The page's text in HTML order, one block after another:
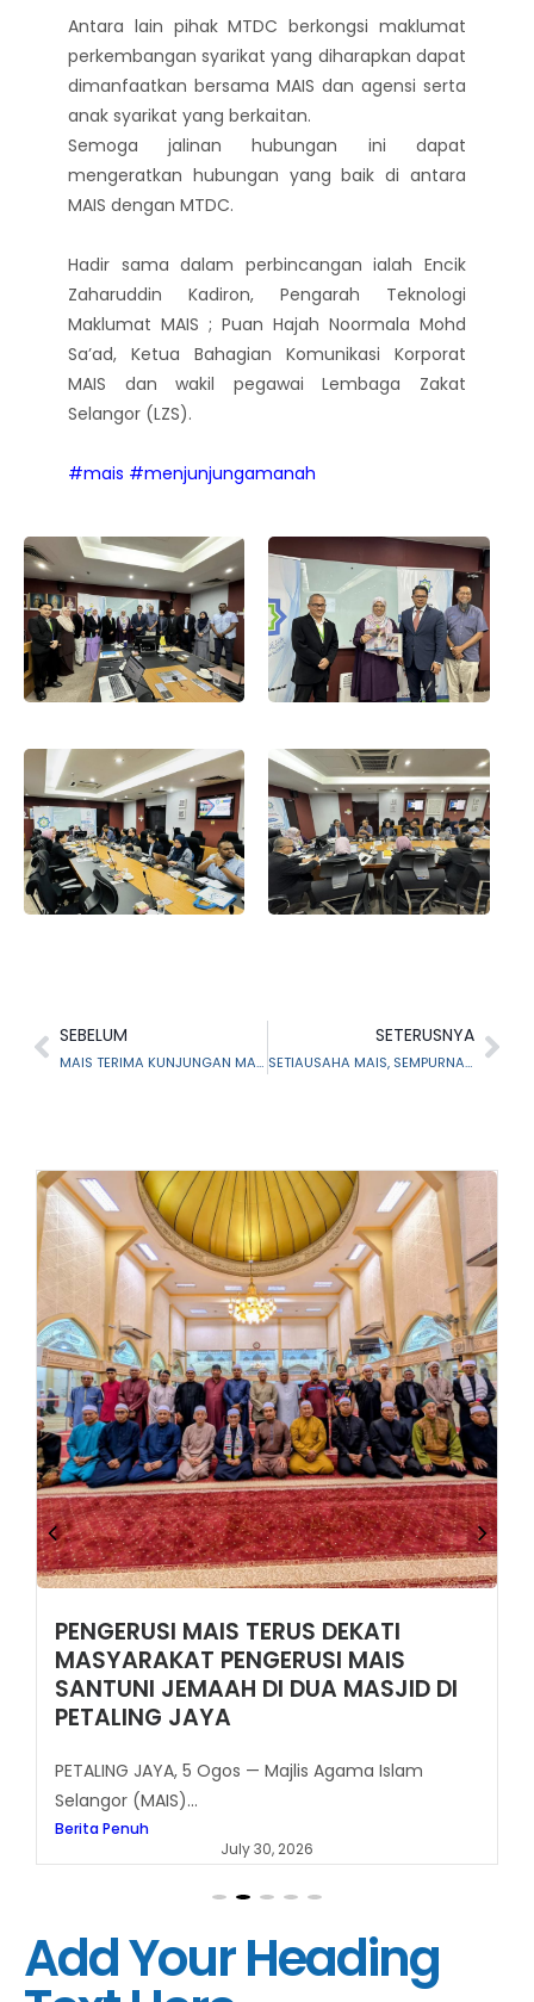
Antara lain pihak MTDC berkongsi maklumat
perkembangan syarikat yang diharapkan dapat
dimanfaatkan bersama MAIS dan agensi serta
anak syarikat yang berkaitan.
Semoga jalinan hubungan ini dapat
mengeratkan hubungan yang baik di antara
MAIS dengan MTDC.
Hadir sama dalam perbincangan ialah Encik
Zaharuddin Kadiron, Pengarah Teknologi
Maklumat MAIS ; Puan Hajah Noormala Mohd
Sa’ad, Ketua Bahagian Komunikasi Korporat
MAIS dan wakil pegawai Lembaga Zakat
Selangor (LZS).
#mais #menjunjungamanah
SEBELUM
MAIS TERIMA KUNJUNGAN MAIPk
SETERUSNYA
SETIAUSAHA MAIS, SEMPURNAKAN PELANCARAN BUKU PERMASALAHAN FEQAH & 3 JUDUL LAIN
PENGERUSI MAIS TERUS DEKATI
MASYARAKAT PENGERUSI MAIS
SANTUNI JEMAAH DI DUA MASJID DI
PETALING JAYA
PETALING JAYA, 5 Ogos — Majlis Agama Islam
Selangor (MAIS)...
Berita Penuh
July 30, 2026
Add Your Heading